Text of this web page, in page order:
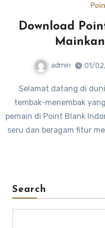
Download
admin 01/
Selamat datang di dunia game Point Blank, game
tembak-menembak
pemain di Point Blank
seru dan beragam fitur
Search